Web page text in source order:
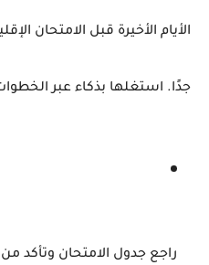
الأيام الأخيرة قبل الامتحان
جدًا. استغلها بذكاء عبر
راجع جدول الامتحان وتأكد من